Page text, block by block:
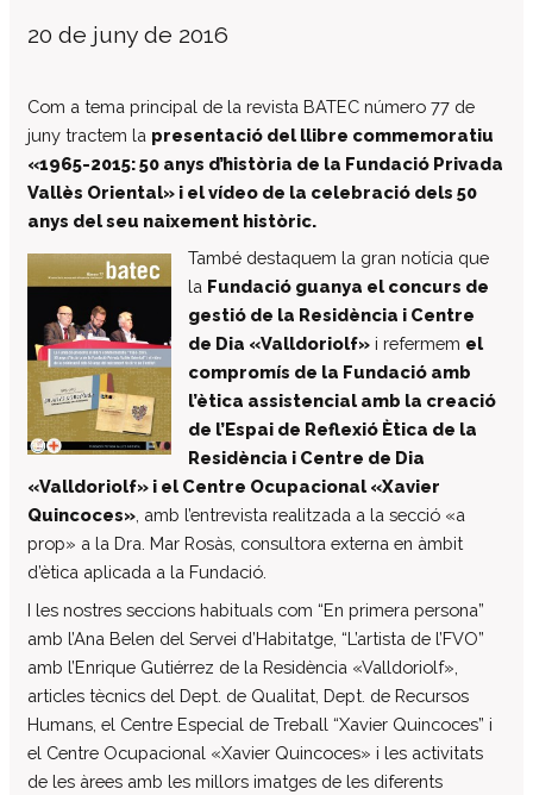
Pla estratègic
El patronat
Organigrama de l’entitat
Informe auditoria comptes anuals
Contractes establerts amb l’administració
Convenis subscrits amb l’administració
pública
Subvencions i ajudes públiques
concedides
Associació de Famílies
Retribucions percebudes pels màxims
responsables de l’entitat
Serveis a persones
Formació
Centre Ocupacional
Centre d’atenció especialitzada
Servei d’habitatge
Casa Empúries
Edifici de Rehabilitació Funcional
Serveis a empreses
20 de juny de 2016
Com a tema principal de la revista BATEC número 77 de
juny tractem la presentació del llibre commemoratiu
«1965-2015: 50 anys d’història de la Fundació Privada
Vallès Oriental» i el vídeo de la celebració dels 50
anys del seu naixement històric.
També destaquem la gran notícia que
la Fundació guanya el concurs de
gestió de la Residència i Centre
de Dia «Valldoriolf» i refermem el
compromís de la Fundació amb
l’ètica assistencial amb la creació
de l’Espai de Reflexió Ètica de la
Residència i Centre de Dia
«Valldoriolf» i el Centre Ocupacional «Xavier
Quincoces» , amb l’entrevista realitzada a la secció «a
prop» a la Dra. Mar Rosàs, consultora externa en àmbit
d’ètica aplicada a la Fundació.
I les nostres seccions habituals com “En primera persona”
amb l’Ana Belen del Servei d’Habitatge, “L’artista de l’FVO”
amb l’Enrique Gutiérrez de la Residència «Valldoriolf»,
articles tècnics del Dept. de Qualitat, Dept. de Recursos
Humans, el Centre Especial de Treball “Xavier Quincoces” i
el Centre Ocupacional «Xavier Quincoces» i les activitats
de les àrees amb les millors imatges de les diferents